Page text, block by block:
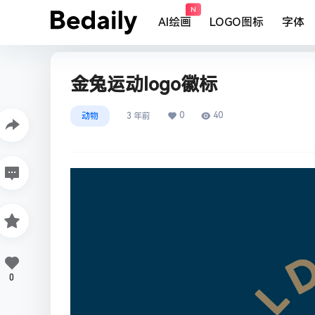
AI绘画
N
LOGO图标 字体
金兔运动logo徽标
动物 3 年前 0 40
0